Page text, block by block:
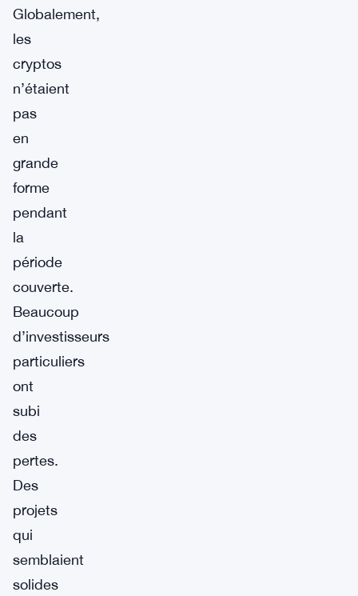
Globalement,
les
cryptos
n’étaient
pas
en
grande
forme
pendant
la
période
couverte.
Beaucoup
d’investisseurs
particuliers
ont
subi
des
pertes.
Des
projets
qui
semblaient
solides